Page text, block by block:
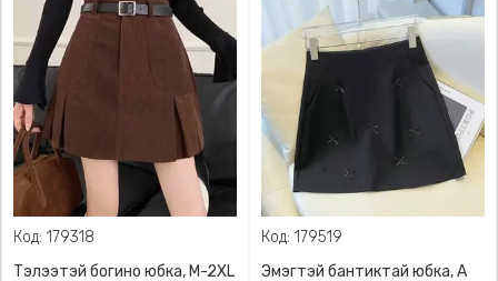
Код: 179318
Тэлээтэй богино юбка, M-2XL
Код: 179519
Эмэгтэй бантиктай юбка, A